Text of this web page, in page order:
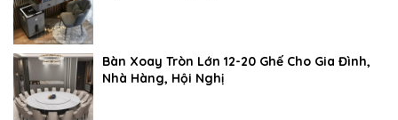
Bàn Xoay Tròn Lớn 12-20 Ghế Cho Gia Đình,
Nhà Hàng, Hội Nghị